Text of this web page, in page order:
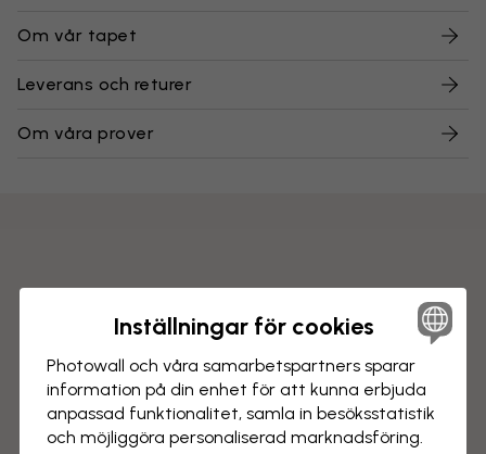
Om vår tapet
Leverans och returer
Om våra prover
Inställningar för cookies
Photowall och våra samarbets­partners sparar
information på din enhet för att kunna erbjuda
anpassad funktionalitet, samla in besöks­statistik
och möjliggöra personaliserad marknads­föring.